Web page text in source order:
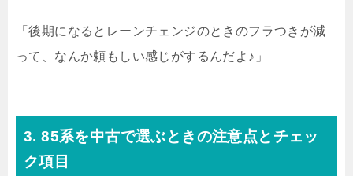
「後期になるとレーンチェンジのときのフラつきが減
って、なんか頼もしい感じがするんだよ♪」
3. 85系を中古で選ぶときの注意点とチェッ
ク項目